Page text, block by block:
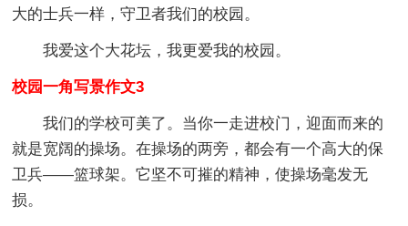
大的士兵一样，守卫者我们的校园。
我爱这个大花坛，我更爱我的校园。
校园一角写景作文3
我们的学校可美了。当你一走进校门，迎面而来的
就是宽阔的操场。在操场的两旁，都会有一个高大的保
卫兵——篮球架。它坚不可摧的精神，使操场毫发无
损。